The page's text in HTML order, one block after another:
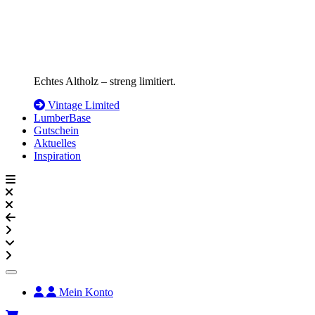
Echtes Altholz – streng limitiert.
Vintage Limited
LumberBase
Gutschein
Aktuelles
Inspiration
Mein Konto